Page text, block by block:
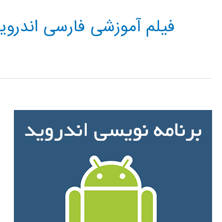
فیلم آموزشی فارسی